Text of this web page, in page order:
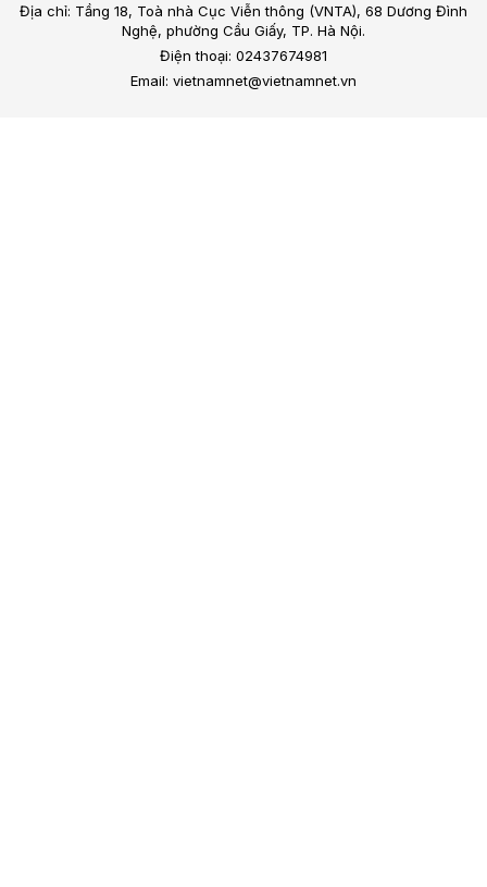
Địa chỉ: Tầng 18, Toà nhà Cục Viễn thông (VNTA), 68 Dương Đình
Nghệ, phường Cầu Giấy, TP. Hà Nội.
Điện thoại: 02437674981
Email: vietnamnet@vietnamnet.vn